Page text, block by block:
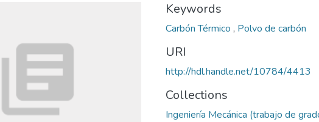
Keywords
Carbón Térmico , Polvo de carbón
URI
http://hdl.handle.net/10784/4413
Collections
Ingeniería Mecánica (trabajo de